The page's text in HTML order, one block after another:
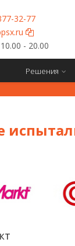
32-77
- 20.00
Решения